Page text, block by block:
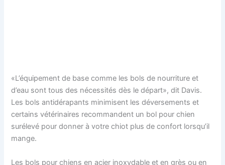
«L’équipement de base comme les bols de nourriture et
d’eau sont tous des nécessités dès le départ», dit Davis.
Les bols antidérapants minimisent les déversements et
certains vétérinaires recommandent un bol pour chien
surélevé pour donner à votre chiot plus de confort lorsqu’il
mange.
Les bols pour chiens en acier inoxydable et en grès ou en